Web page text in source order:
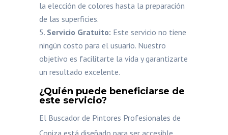
la elección de colores hasta la preparación
de las superficies.
Servicio Gratuito: Este servicio no tiene
ningún costo para el usuario. Nuestro
objetivo es facilitarte la vida y garantizarte
un resultado excelente.
¿Quién puede beneficiarse de
este servicio?
El Buscador de Pintores Profesionales de